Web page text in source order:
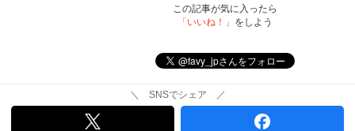
この記事が気に入ったら
「いいね！」 をしよう
＼ SNSでシェア ／